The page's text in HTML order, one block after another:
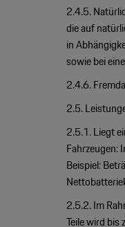
2.4.5.
die auf
in
sowie bei
2.4.6.
2.5.
2.5.1. Liegt
Fahrzeugen:
Beispiel:
2.5.2. Im
Teile wird